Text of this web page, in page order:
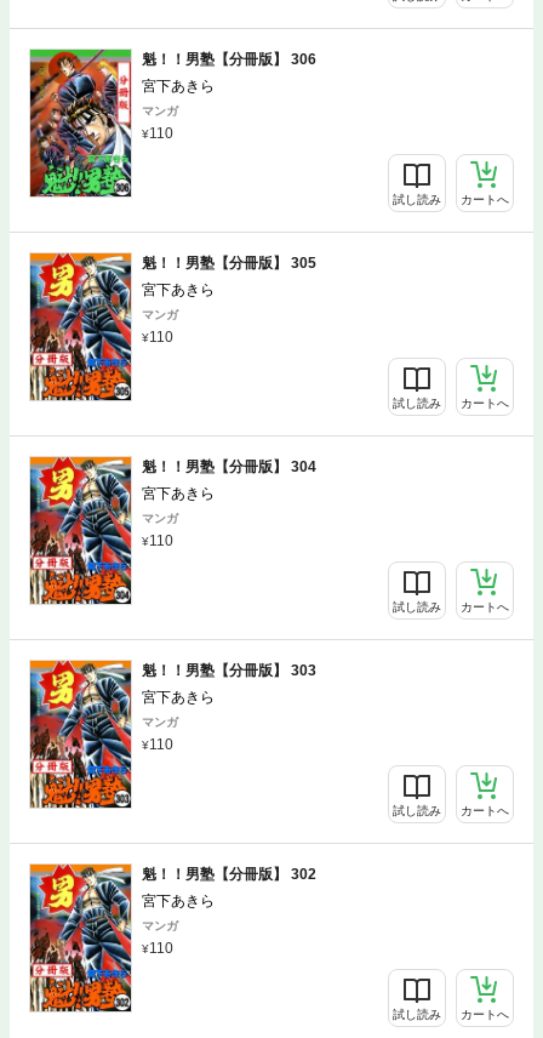
魁！！男塾【分冊版】 306
宮下あきら
マンガ
110
試し読み カートへ
魁！！男塾【分冊版】 305
宮下あきら
マンガ
110
試し読み カートへ
魁！！男塾【分冊版】 304
宮下あきら
マンガ
110
試し読み カートへ
魁！！男塾【分冊版】 303
宮下あきら
マンガ
110
試し読み カートへ
魁！！男塾【分冊版】 302
宮下あきら
マンガ
110
試し読み カートへ